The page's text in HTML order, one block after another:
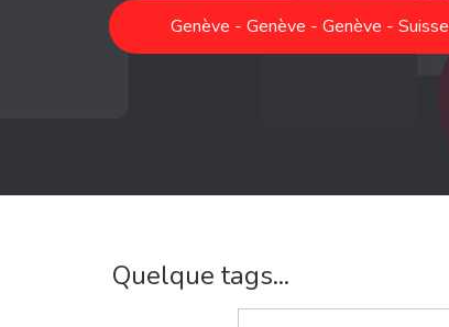
Genève - Genève - Genève - Suisse
Quelque tags...